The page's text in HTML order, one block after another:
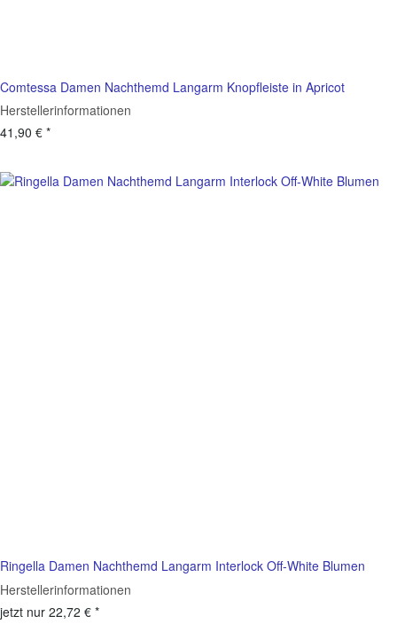
Comtessa Damen Nachthemd Langarm Knopfleiste in Apricot
Herstellerinformationen
41,90 € *
Ringella Damen Nachthemd Langarm Interlock Off-White Blumen
Herstellerinformationen
jetzt nur 22,72 € *